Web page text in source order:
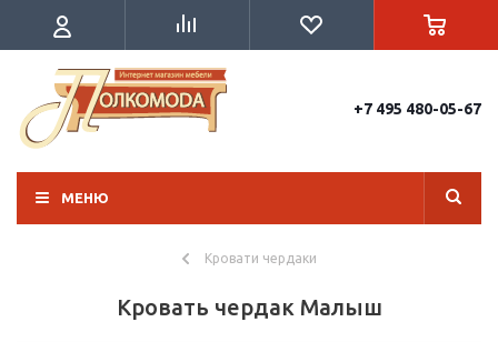
+7 495 480-05-67
МЕНЮ
Кровати чердаки
Кровать чердак Малыш